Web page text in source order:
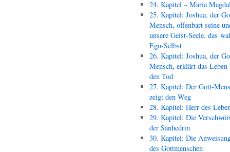
24. Kapitel – Maria
25. Kapitel: Joshua, der
Mensch, offenbart seine
unsere Geist-Seele, das
Ego-Selbst
26. Kapitel: Joshua, der
Mensch, erklärt das Leben
den Tod
27. Kapitel: Der Gott-
zeigt den Weg
28. Kapitel: Herr des
29. Kapitel: Die
der Sanhedrin
30. Kapitel: Die
des Gottmenschen